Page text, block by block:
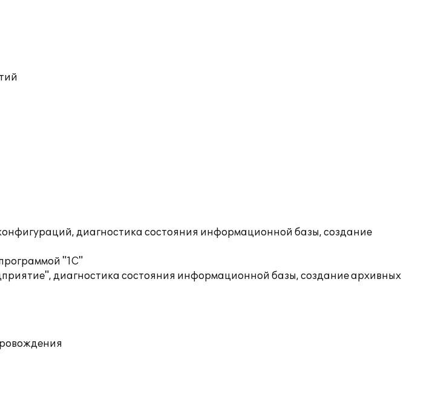
диагностика состояния информационной базы, создание
"1С"
диагностика состояния информационной базы, создание архивных